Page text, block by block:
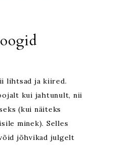
lihtsad ja kiired.
kui jahtunult, nii
(kui näiteks
minek). Selles
jõhvikad julgelt